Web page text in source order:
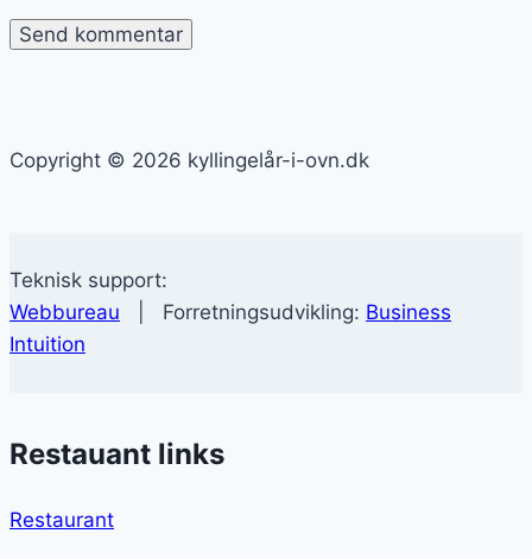
Copyright © 2026 kyllingelår-i-ovn.dk
Teknisk support:
Webbureau | Forretningsudvikling: Business
Intuition
Restauant links
Restaurant